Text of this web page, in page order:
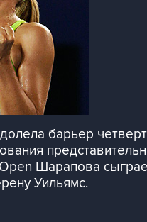
барьер
Шарапова
Уильямс.